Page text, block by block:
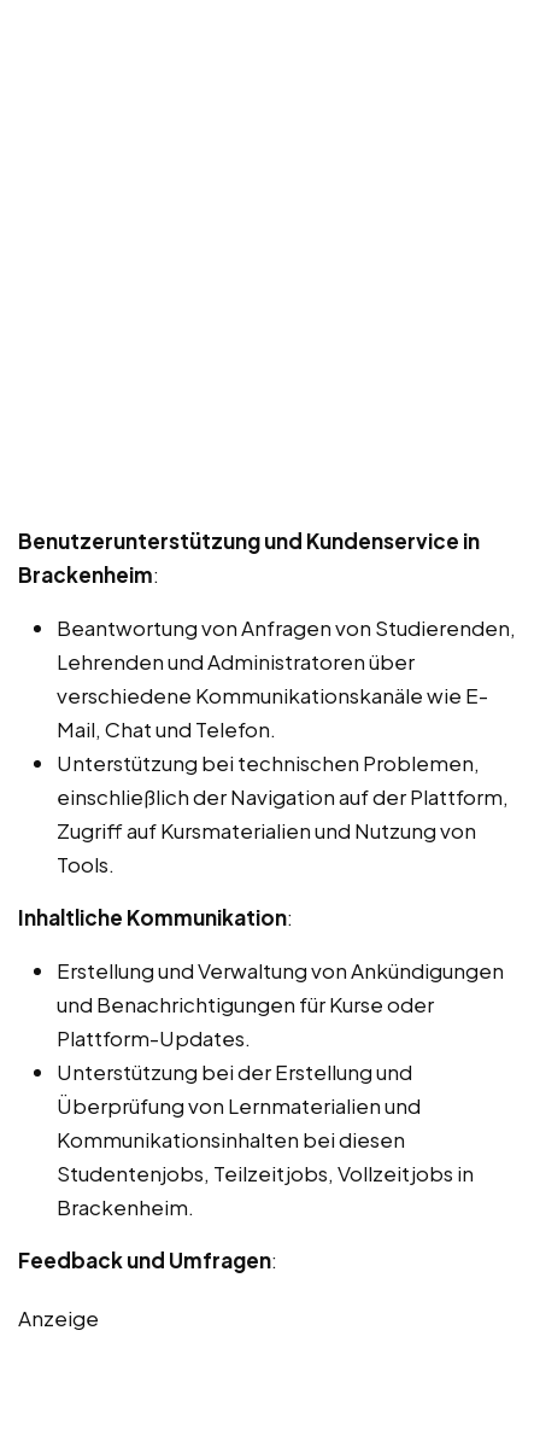
Benutzerunterstützung und Kundenservice in
Brackenheim:
Beantwortung von Anfragen von Studierenden,
Lehrenden und Administratoren über
verschiedene Kommunikationskanäle wie E-
Mail, Chat und Telefon.
Unterstützung bei technischen Problemen,
einschließlich der Navigation auf der Plattform,
Zugriff auf Kursmaterialien und Nutzung von
Tools.
Inhaltliche Kommunikation:
Erstellung und Verwaltung von Ankündigungen
und Benachrichtigungen für Kurse oder
Plattform-Updates.
Unterstützung bei der Erstellung und
Überprüfung von Lernmaterialien und
Kommunikationsinhalten bei diesen
Studentenjobs, Teilzeitjobs, Vollzeitjobs in
Brackenheim.
Feedback und Umfragen:
Anzeige